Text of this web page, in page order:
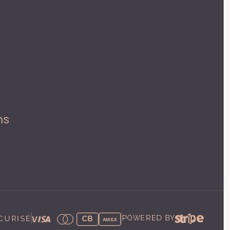
CB AMEX POWERED BY